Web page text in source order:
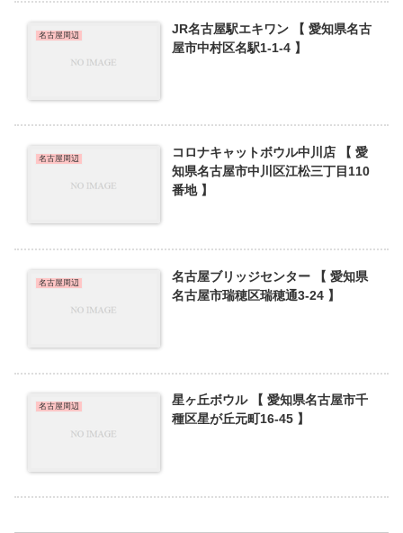
名古屋周辺
JR名古屋駅エキワン 【 愛知県名古
屋市中村区名駅1-1-4 】
名古屋周辺
コロナキャットボウル中川店 【 愛
知県名古屋市中川区江松三丁目110
番地 】
名古屋周辺
名古屋ブリッジセンター 【 愛知県
名古屋市瑞穂区瑞穂通3-24 】
名古屋周辺
星ヶ丘ボウル 【 愛知県名古屋市千
種区星が丘元町16-45 】